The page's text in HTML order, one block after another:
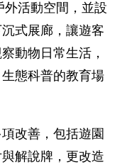
外活動空間，並設
式展廊，讓遊客
動物日常生活，
態科普的教育場
改善，包括遊園
解說牌，更改造